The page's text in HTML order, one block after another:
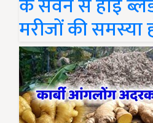
के सेवन से हाई
मरीजों की समस्या